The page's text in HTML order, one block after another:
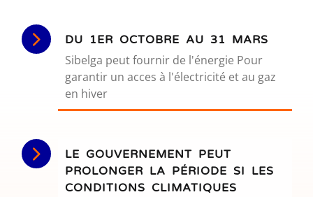
DU 1ER OCTOBRE AU 31 MARS
Sibelga peut fournir de l'énergie Pour
garantir un acces à l'électricité et au gaz
en hiver
LE GOUVERNEMENT PEUT
PROLONGER LA PÉRIODE SI LES
CONDITIONS CLIMATIQUES